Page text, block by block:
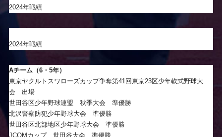
2024年戦績
2024年戦績
Aチーム（6・5年）
東京ヤクルトスワローズカップ争奪第41回東京23区少年軟式野球大
会 出場
世田谷区少年野球連盟 秋季大会 準優勝
北沢警察防犯少年野球大会 準優勝
世田谷区北部地区少年野球大会 準優勝